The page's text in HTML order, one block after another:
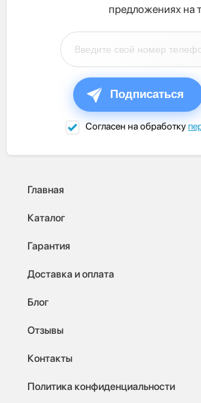
предложениях на
Подписаться
Согласен на обработку
Главная
Каталог
Гарантия
Доставка и оплата
Блог
Отзывы
Контакты
Политика конфиденциальности